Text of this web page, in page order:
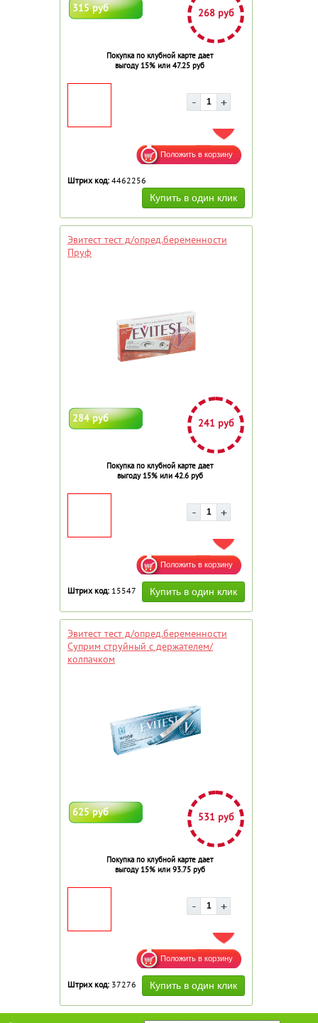
315 руб 268 руб
Покупка по клубной карте дает
выгоду 15% или 47.25 руб
ДОБАВИТЬ В ИЗБРАННОЕ
Штрих код: 4462256
Эвитест тест д/опред.беременности
Пруф
284 руб 241 руб
Покупка по клубной карте дает
выгоду 15% или 42.6 руб
ДОБАВИТЬ В ИЗБРАННОЕ
Штрих код: 15547
Эвитест тест д/опред.беременности
Суприм струйный с держателем/
колпачком
625 руб 531 руб
Покупка по клубной карте дает
выгоду 15% или 93.75 руб
ДОБАВИТЬ В ИЗБРАННОЕ
Штрих код: 37276